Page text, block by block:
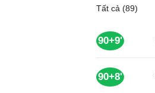
Tất cả (89)
90+9'
90+8'